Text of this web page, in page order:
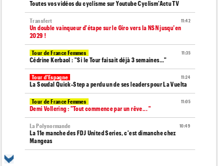
Toutes vos vidéos du cyclisme sur Youtube Cyclism'Actu TV
11:42
Transfert
Un double vainqueur d'étape sur le Giro vers la NSN jusqu'en
2029 !
11:35
Tour de France Femmes
Cédrine Kerbaol : "Si le Tour faisait déjà 3 semaines..."
11:24
Tour d'Espagne
La Soudal Quick-Step a perdu un de ses leaders pour La Vuelta
11:05
Tour de France Femmes
Demi Vollering : "Tout commence par un rêve... "
10:49
La Polynormande
La 11e manche des FDJ United Series, c'est dimanche chez
Mangeas